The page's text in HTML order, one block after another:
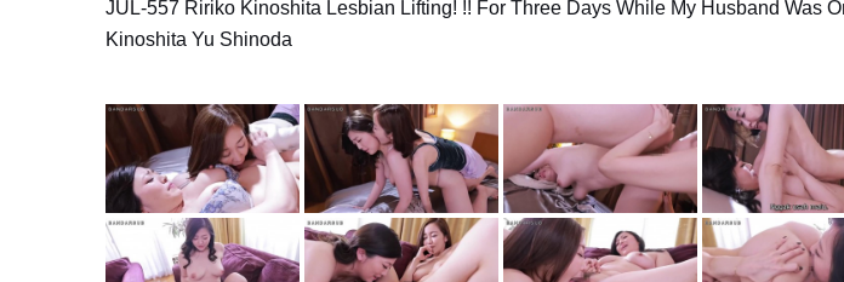
JUL-557 Ririko Kinoshita Lesbian Lifting! !! For Three Days While My Husband Was
Kinoshita Yu Shinoda